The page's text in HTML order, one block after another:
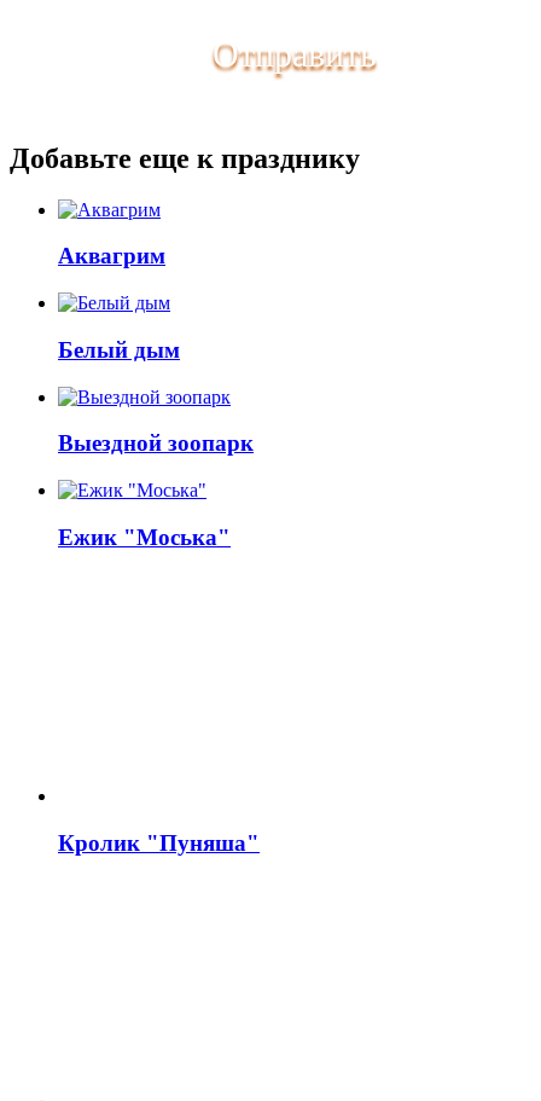
Отправить
Добавьте еще к празднику
Аквагрим
Белый дым
Выездной зоопарк
Ежик "Моська"
Кролик "Пуняша"